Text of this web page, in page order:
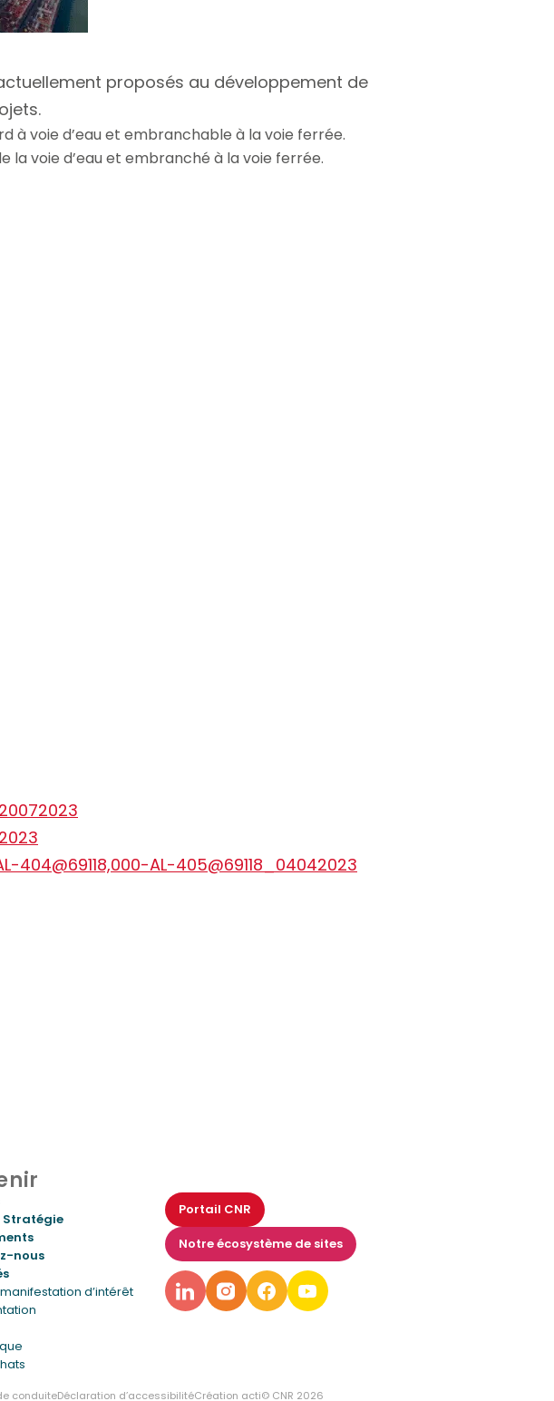
proposés au développement de
à voie d’eau et embranchable à la voie ferrée.
la voie d’eau et embranché à la voie ferrée.
404@69118,000-AL-405@69118_04042023
Stratégie
nous
d’intérêt
Portail CNR
Notre écosystème de sites
conduiteDéclaration d’accessibilitéCréation acti© CNR 2026